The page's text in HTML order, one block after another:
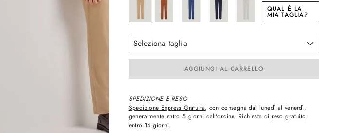
QUAL È LA
MIA TAGLIA?
Seleziona taglia
AGGIUNGI AL CARRELLO
SPEDIZIONE E RESO
Spedizione Express Gratuita, con consegna dal lunedì al venerdì,
generalmente entro 5 giorni dall'ordine. Richiesta di reso gratuito
entro 14 giorni.